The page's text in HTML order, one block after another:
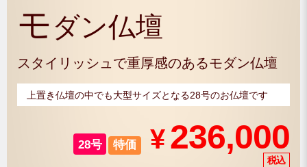
モダン仏壇
スタイリッシュで重厚感のあるモダン仏壇
上置き仏壇の中でも大型サイズとなる28号のお仏壇です
28号 特価 ¥ 236,000